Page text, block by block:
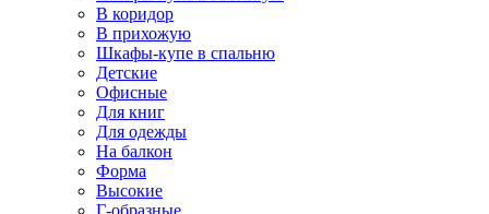
В коридор
В прихожую
Шкафы-купе в спальню
Детские
Офисные
Для книг
Для одежды
На балкон
Форма
Высокие
Г-образные